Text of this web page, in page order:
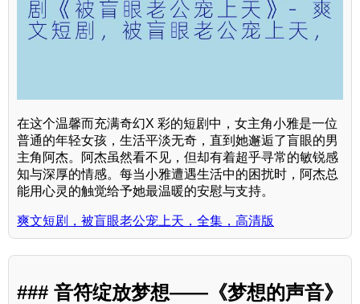
在这个温馨而充满奇幻X 彩的短剧中，女主角小雅是一位
普通的年轻女孩，生活平淡无奇，直到她邂逅了盲眼的男
主角阿杰。阿杰虽然看不见，但却有着超乎寻常的敏锐感
知与深厚的情感。每当小雅遭遇生活中的困扰时，阿杰总
能用心灵的触觉给予她最温暖的安慰与支持。
爽文短剧，被盲眼老公宠上天，全集，高清版
### 音符绽放梦想——《梦想的声音》